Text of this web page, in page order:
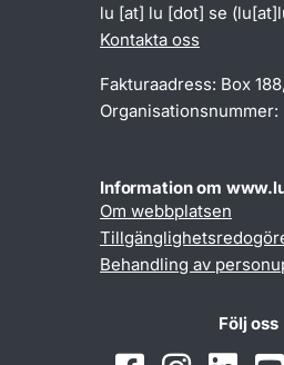
lu [at] lu [dot] se
Kontakta oss
Fakturaadress: Box
Organisationsnummer:
Information om
Om webbplatsen
Behandling av
Följ oss